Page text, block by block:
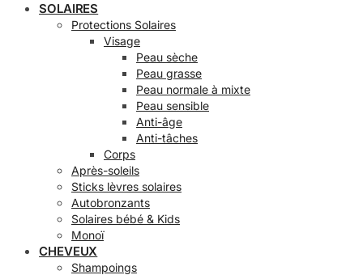
SOLAIRES
Protections Solaires
Visage
Peau sèche
Peau grasse
Peau normale à mixte
Peau sensible
Anti-âge
Anti-tâches
Corps
Après-soleils
Sticks lèvres solaires
Autobronzants
Solaires bébé & Kids
Monoï
CHEVEUX
Shampoings